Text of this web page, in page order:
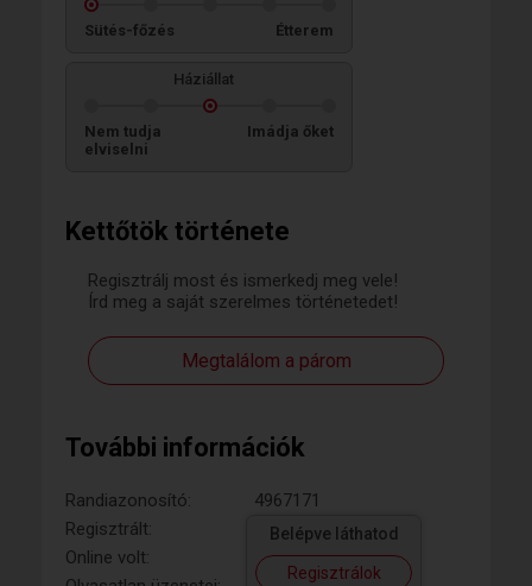
Kettőtök története
Regisztrálj most és ismerkedj meg vele!
Írd meg a saját szerelmes történetedet!
Megtalálom a párom
További információk
Randiazonosító:
4967171
Regisztrált:
Online volt:
Belépve láthatod
Regisztrálok
Sütés-főzés Étterem
Háziállat
Nem tudja
elviselni
Imádja őket